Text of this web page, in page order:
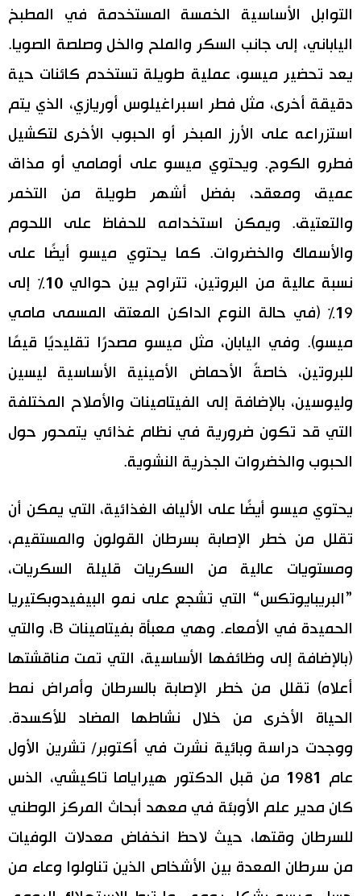
التوابل الأساسية الخمسة المستخدمة في المطبخ
الياباني، إلى جانب السكر والملح والخل وصلصة الصويا.
يعد تحضير ميسو، عملية طويلة تستخدم كائنات حية
دقيقة أخرى، مثل فطر اسبراغيلوس أوريازي، الذي يتم
استزراعه على الأرز المبخر أو الحبوب الأخرى لتكشيل
فطرو الكوج. ويحتوي ميسو على أومامي أو مذاق
عميق ومعقد، بفضل أشهر طويلة من التخمر
والتعتيق. ويمكن استخدامه للحفاظ على اللحوم
والأسماك والخضروات. كما يحتوي ميسو أيضًا على
نسبة عالية من البروتين، تتراوح بين حوالي 10٪ إلى
19٪ (في حالة النوع الداكن المعتق المسمى مامي
ميسو). وفي اليابان، مثل ميسو مصدرًا تقليديًا قيمًا
للبروتين، خاصةً الأحماض الأمينية الأساسية ليسين
وليوسين، بالإضافة إلى الفيتامينات والأملاح المختلفة
التي قد تكون ضرورية في نظام غذائي يتمحور حول
الحبوب والخضروات الجذرية النشوية.
يحتوي ميسو أيضًا على الألياف الغذائية، التي يمكن أن
تقلل من خطر الإصابة بسرطان القولون والمستقيم،
ومستويات عالية من السكريات قليلة السكريات،
”البريبايوتكس“ التي تشجع على نمو البيفيدوبكتيريا
الحميدة في الأمعاء. وهي معبأة بفيتامينات B، والتي
(بالإضافة إلى وظائفها الأساسية، التي تمت مناقشتها
أعلاه) تقلل من خطر الإصابة بالسرطان وأمراض نمط
الحياة الأخرى من خلال نشاطها المضاد للأكسدة.
ووجدت دراسة وبائية نشرت في أكتوبر/ تشرين الأول
عام 1981 من قبل الدكتور هيراياما تاكيشي، الذس
كان مدير علم الأوبئة في معهد أبحاث المركز الوطني
للسرطان وقتها، حيث لاحظ انخفاض معدلات الوفيات
من سرطان المعدة بين الأشخاص الذين تناولوا وعاء من